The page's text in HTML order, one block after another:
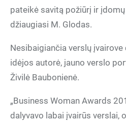
pateikė savitą požiūrį ir
džiaugiasi M. Glodas.
Nesibaigiančia verslų
idėjos autorė, jauno verslo
Živilė Baubonienė.
„Business Woman Awards
dalyvavo labai įvairūs verslai,